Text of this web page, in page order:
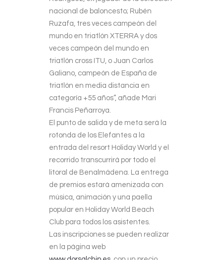
nacional de baloncesto; Rubén
Ruzafa, tres veces campeón del
mundo en triatlón XTERRA y dos
veces campeón del mundo en
triatlón cross ITU, o Juan Carlos
Galiano, campeón de España de
triatlón en media distancia en
categoría +55 años”, añade Mari
Francis Peñarroya.
El punto de salida y de meta será la
rotonda de los Elefantes a la
entrada del resort Holiday World y el
recorrido transcurrirá por todo el
litoral de Benalmádena. La entrega
de premios estará amenizada con
música, animación y una paella
popular en Holiday World Beach
Club para todos los asistentes.
Las inscripciones se pueden realizar
en la página web